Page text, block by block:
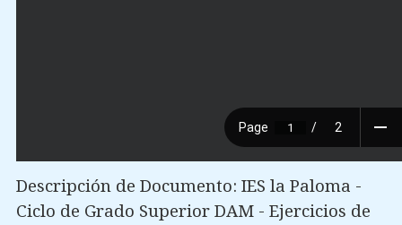
Descripción de Documento: IES la Paloma -
Ciclo de Grado Superior DAM - Ejercicios de